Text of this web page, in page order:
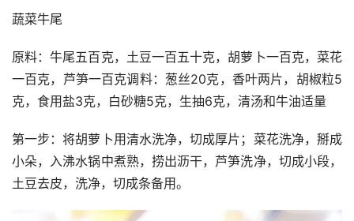
蔬菜牛尾
原料：牛尾五百克，土豆一百五十克，胡萝卜一百克，菜花
一百克，芦笋一百克调料：葱丝20克，香叶两片，胡椒粒5
克，食用盐3克，白砂糖5克，生抽6克，清汤和牛油适量
第一步：将胡萝卜用清水洗净，切成厚片；菜花洗净，掰成
小朵，入沸水锅中煮熟，捞出沥干，芦笋洗净，切成小段，
土豆去皮，洗净，切成条备用。